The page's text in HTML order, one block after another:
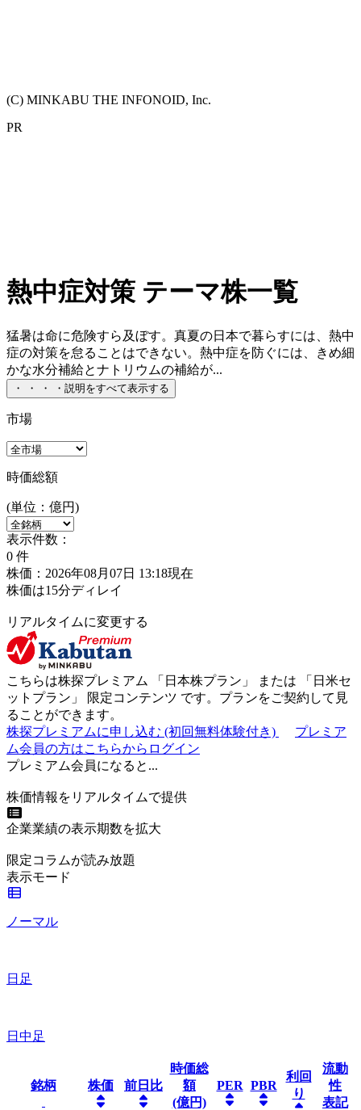
(C) MINKABU THE INFONOID, Inc.
PR
熱中症対策 テーマ株一覧
猛暑は命に危険すら及ぼす。真夏の日本で暮らすには、熱中
症の対策を怠ることはできない。熱中症を防ぐには、きめ細
かな水分補給とナトリウムの補給が...
・ ・ ・ ・ 説明をすべて表示する
市場
時価総額
(単位：億円)
表示件数：
0 件
株価：2026年08月07日 13:18現在
株価は15分ディレイ
リアルタイムに変更する
こちらは株探プレミアム 「 日本株プラン 」 または 「 日米セ
ットプラン 」 限定コンテンツ です。プランをご契約して見
ることができます。
株探プレミアムに申し込む (初回無料体験付き)
プレミア
ム会員の方はこちらからログイン
プレミアム会員になると...
株価情報をリアルタイムで提供
企業業績の表示期数を拡大
限定コラムが読み放題
表示モード
ノーマル
日足
日中足
銘柄 株価 前日比
時価総
額
(億円)
PER PBR
利回
り
流動
性
表記